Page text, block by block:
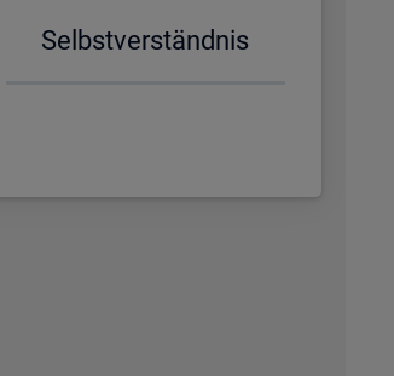
Selbst­ver­ständ­nis